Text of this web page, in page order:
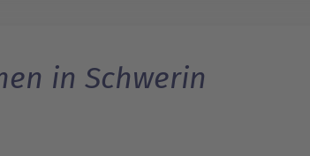
in Schwerin